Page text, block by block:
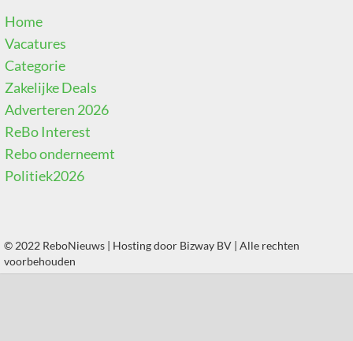
Home
Vacatures
Categorie
Zakelijke Deals
Adverteren 2026
ReBo Interest
Rebo onderneemt
Politiek2026
© 2022 ReboNieuws | Hosting door Bizway BV | Alle rechten
voorbehouden